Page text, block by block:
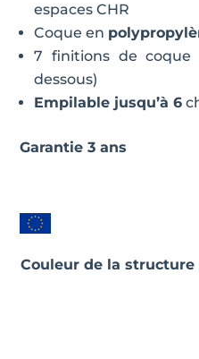
espaces CHR
Coque en
7 finitions de coque
dessous)
Empilable jusqu’à 6
Garantie 3 ans
Couleur de la structure